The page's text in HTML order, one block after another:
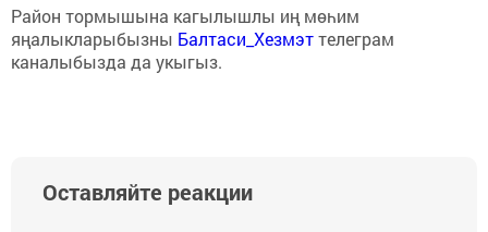
Район тормышына кагылышлы иң мөһим
яңалыкларыбызны Балтаси_Хезмэттелеграм
каналыбызда да укыгыз.
Оставляйте реакции